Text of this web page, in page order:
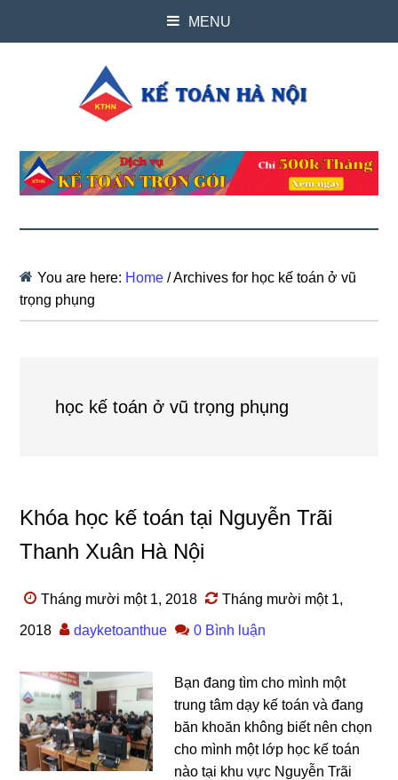
MENU
You are here: Home /Archives for học kế toán ở vũ
trọng phụng
học kế toán ở vũ trọng phụng
Khóa học kế toán tại Nguyễn Trãi
Thanh Xuân Hà Nội
Tháng mười một 1, 2018 Tháng mười một 1,
2018 dayketoanthue 0 Bình luận
Bạn đang tìm cho mình một
trung tâm dạy kế toán và đang
băn khoăn không biết nên chọn
cho mình một lớp học kế toán
nào tại khu vực Nguyễn Trãi